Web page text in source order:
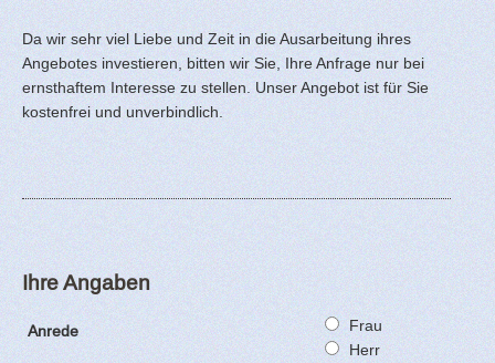
Da wir sehr viel Liebe und Zeit in die Ausarbeitung ihres
Angebotes investieren, bitten wir Sie, Ihre Anfrage nur bei
ernsthaftem Interesse zu stellen. Unser Angebot ist für Sie
kostenfrei und unverbindlich.
Ihre Angaben
Anrede
Frau
Herr